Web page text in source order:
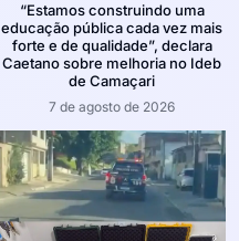
“Estamos construindo uma
educação pública cada vez mais
forte e de qualidade”, declara
Caetano sobre melhoria no Ideb
de Camaçari
7 de agosto de 2026